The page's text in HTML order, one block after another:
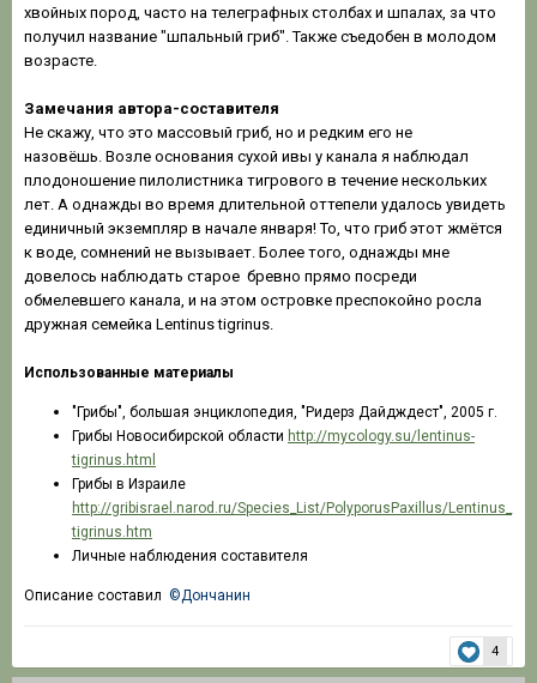
хвойных пород, часто на телеграфных столбах и шпалах, за что
получил название "шпальный гриб". Также съедобен в молодом
возрасте.
Замечания автора-составителя
Не скажу, что это массовый гриб, но и редким его не
назовёшь. Возле основания сухой ивы у канала я наблюдал
плодоношение пилолистника тигрового в течение нескольких
лет. А однажды во время длительной оттепели удалось увидеть
единичный экземпляр в начале января! То, что гриб этот жмётся
к воде, сомнений не вызывает. Более того, однажды мне
довелось наблюдать старое бревно прямо посреди
обмелевшего канала, и на этом островке преспокойно росла
дружная семейка Lentinus tigrinus.
Использованные материалы
"Грибы", большая энциклопедия, "Ридерз Дайдждест", 2005 г.
Грибы Новосибирской области http://mycology.su/lentinus-
tigrinus.html
Грибы в Израиле
http://gribisrael.narod.ru/Species_List/PolyporusPaxillus/Lentinus_
tigrinus.htm
Личные наблюдения составителя
Описание составил ©Дончанин
4